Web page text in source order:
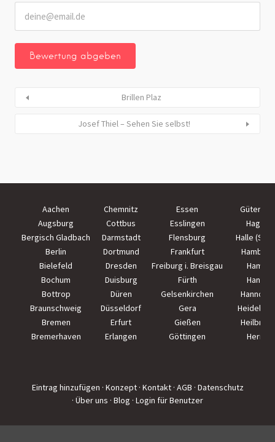
Brillen Plaz
Josef Thiel – Sehen Sie selbst!
Aachen Chemnitz Essen
Augsburg
Cottbus Esslingen
Hagen
Bergisch Gladbach
Darmstadt Flensburg
Halle
Berlin
Dortmund Frankfurt
Hamburg
Bielefeld
Dresden Freiburg i. Breisgau
Hamm
Bochum
Duisburg Fürth
Hanau
Bottrop
Düren Gelsenkirchen
Hannover
Braunschweig
Düsseldorf Gera
Bremen
Erfurt Gießen
Heilbronn
Bremerhaven
Erlangen Göttingen Herne
Eintrag hinzufügen · Konzept · Kontakt · AGB · Datenschutz
· Über uns · Blog · Login für Benutzer